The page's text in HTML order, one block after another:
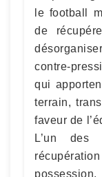
le football
de
contre-
qui
terrain,
faveur de
L’un des